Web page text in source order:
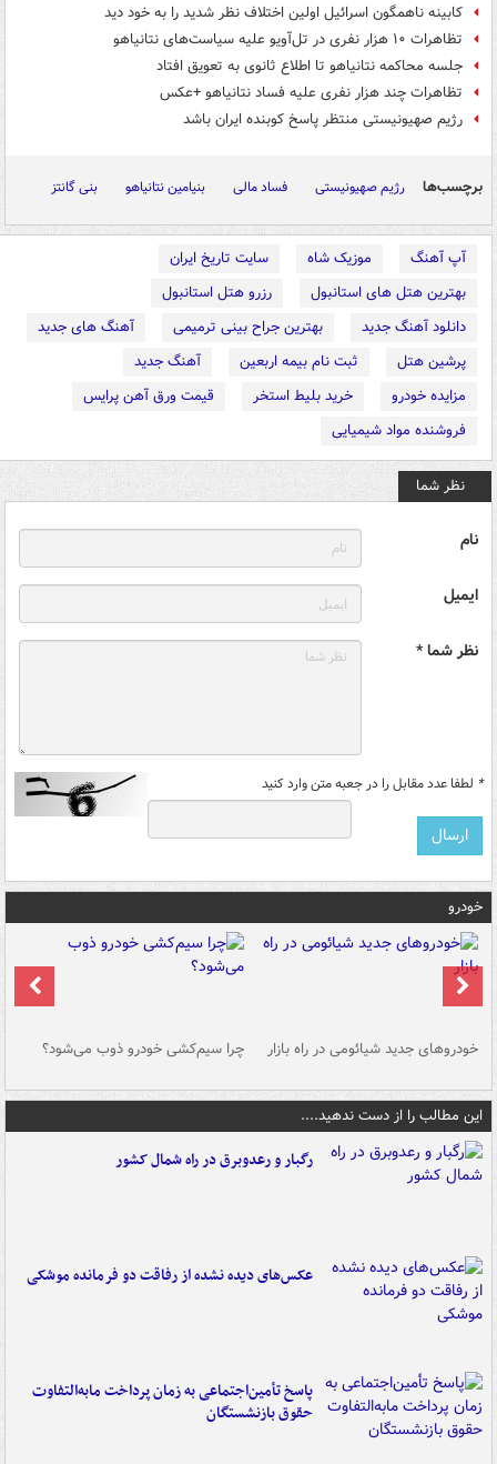
کابینه ناهمگون اسرائیل اولین اختلاف نظر شدید را به خود دید
تظاهرات ۱۰ هزار نفری در تل‌آویو علیه سیاست‌های نتانیاهو
جلسه محاکمه نتانیاهو تا اطلاع ثانوی به تعویق افتاد
تظاهرات چند هزار نفری علیه فساد نتانیاهو +عکس
رژیم صهیونیستی منتظر پاسخ کوبنده ایران باشد
برچسب‌ها رژیم صهیونیستی فساد مالی بنیامین نتانیاهو بنی گانتز
آپ آهنگ موزیک شاه
سایت تاریخ ایران
بهترین هتل های استانبول
رزرو هتل استانبول
دانلود آهنگ جدید
بهترین جراح بینی ترمیمی
آهنگ های جدید
پرشین هتل
ثبت نام بیمه اربعین
آهنگ جدید
مزایده خودرو
خرید بلیط استخر
قیمت ورق آهن پرایس
فروشنده مواد شیمیایی
نظر شما
نام
ایمیل
نظر شما *
* لطفا عدد مقابل را در جعبه متن وارد کنید
خودرو
خودروهای جدید شیائومی در راه بازار چرا سیم‌کشی خودرو ذوب می‌شود؟
این مطالب را از دست ندهید....
رگبار و رعدوبرق در راه شمال کشور
عکس‌های دیده نشده از رفاقت دو فرمانده‌ موشکی
پاسخ تأمین‌اجتماعی به زمان پرداخت مابه‌التفاوت
حقوق بازنشستگان